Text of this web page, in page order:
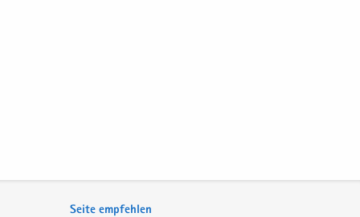
Seite empfehlen